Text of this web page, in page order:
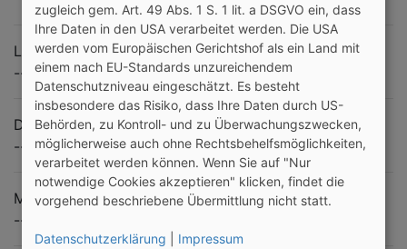
Likes
---
Dislikes
---
Meine Ziele
---
zugleich gem. Art. 49 Abs. 1 S. 1 lit. a DSGVO ein, dass
Ihre Daten in den USA verarbeitet werden. Die USA
werden vom Europäischen Gerichtshof als ein Land mit
einem nach EU-Standards unzureichendem
Datenschutzniveau eingeschätzt. Es besteht
insbesondere das Risiko, dass Ihre Daten durch US-
Behörden, zu Kontroll- und zu Überwachungszwecken,
möglicherweise auch ohne Rechtsbehelfsmöglichkeiten,
verarbeitet werden können. Wenn Sie auf "Nur
notwendige Cookies akzeptieren" klicken, findet die
vorgehend beschriebene Übermittlung nicht statt.
Datenschutzerklärung Impressum